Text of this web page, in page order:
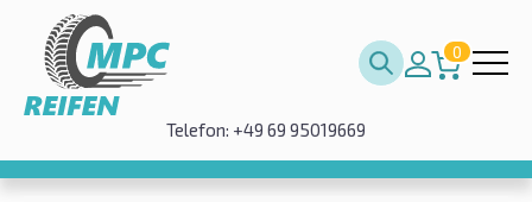
0
Telefon: +49 69 95019669